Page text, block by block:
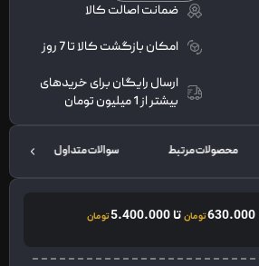
ضمانت اصالت کالا
امکان بازگشت کالا تا 7 روز
ارسال رایگان برای خریدهای
بیشتر از 1 میلیون تومان
محصولات مرتبط سوالات متداول
630.000تومانتا5.400.000تومان